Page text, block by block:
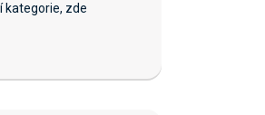
kategorie, zde